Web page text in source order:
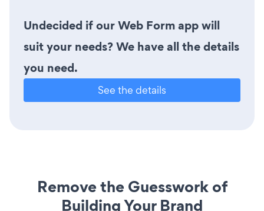
Undecided if our Web Form app will
suit your needs? We have all the details
you need.
See the details
Remove the Guesswork of
Building Your Brand